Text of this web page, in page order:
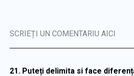
SCRIEȚI UN COMENTARIU AICI
21. Puteți delimita si face